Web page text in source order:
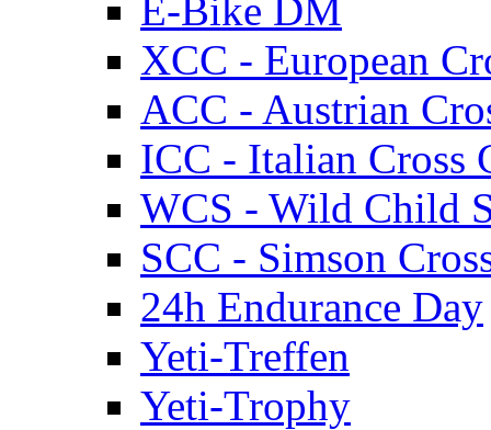
E-Bike DM
XCC - European
ACC - Austrian
ICC - Italian Cross
WCS - Wild Child
SCC - Simson
24h Endurance Day
Yeti-Treffen
Yeti-Trophy